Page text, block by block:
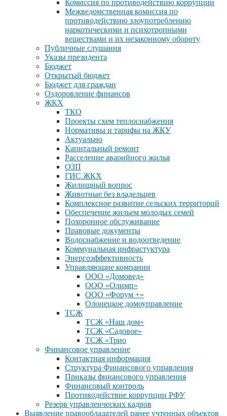
Комиссия по противодействию коррупции
Межведомственная комиссия по
противодействию злоупотреблению
наркотическими и психотропными
веществами и их незаконному обороту
Публичные слушания
Указы президента
Бюджет
Открытый бюджет
Бюджет для граждан
Оздоровление финансов
ЖКХ
ТКО
Проекты схем теплоснабжения
Нормативы и тарифы на ЖКУ
Актуально
Капитальный ремонт
Расселение аварийного жилья
ОЗП
ГИС ЖКХ
Жилищный вопрос
Животные без владельцев
Комплексное развитие сельских территорий
Обеспечение жильем молодых семей
Похоронное обслуживание
Правовые документы
Водоснабжение и водоотведение
Коммунальная инфрастуктура
Энергоэффективность
Управляющие компании
ООО «Домовед»
ООО «Олимп»
ООО «Форум +»
Олонецкое домоуправление
ТСЖ
ТСЖ «Наш дом»
ТСЖ «Садовое»
ТСЖ «Трио
Финансовое управление
Контактная информация
Структура Финансового управления
Приказы финансового управления
Финансовый контроль
Противодействие коррупции РФУ
Резерв управленческих кадров
Выявление правообладателей ранее учтенных объектов